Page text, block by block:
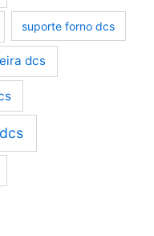
suporte forno dcs
dcs